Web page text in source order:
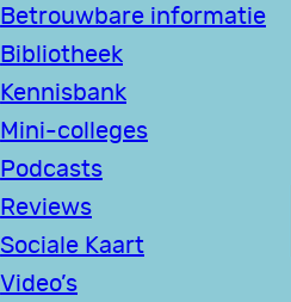
Betrouwbare informatie
Bibliotheek
Kennisbank
Mini-colleges
Podcasts
Reviews
Sociale Kaart
Video’s